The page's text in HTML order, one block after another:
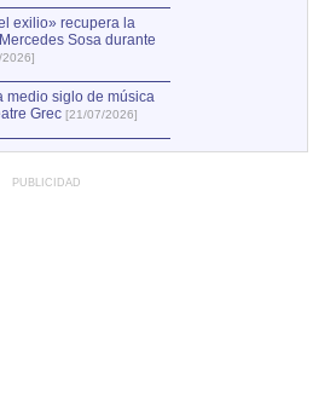
exilio» recupera la
Sosa durante
medio siglo de música
Grec [21/07/2026]
PUBLICIDAD